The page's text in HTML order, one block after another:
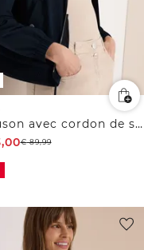
Blouson avec cordon de serrage et détails en mesh
€89,99